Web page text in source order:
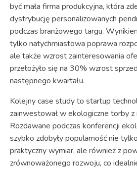
być mała firma produkcyjna, która
dystrybucję personalizowanych
podczas branżowego targu.
tylko natychmiastowa poprawa
ale także wzrost zainteresowania
przełożyło się na 30% wzrost
następnego kwartału.
Kolejny case study to startup
zainwestował w ekologiczne torby z
Rozdawane podczas konferencji
szybko zdobyły popularność nie
praktyczny wymiar, ale również z
zrównoważonego rozwoju, co